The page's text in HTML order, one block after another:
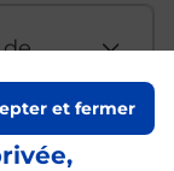
et fermer